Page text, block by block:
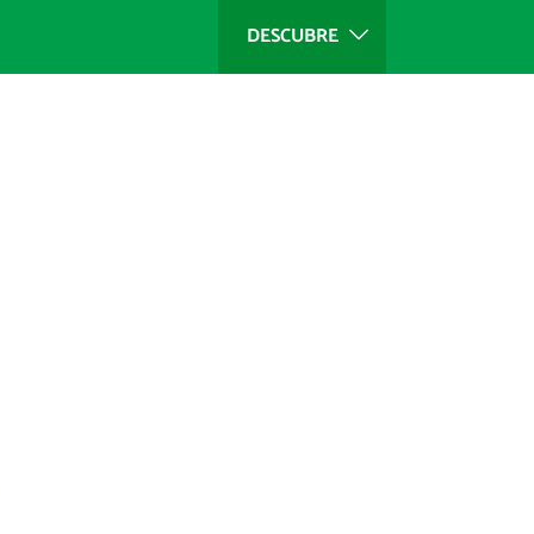
DESCUBRE